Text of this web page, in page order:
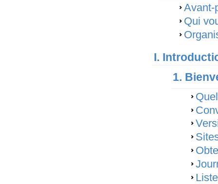
Avant-
Qui
I.
1.